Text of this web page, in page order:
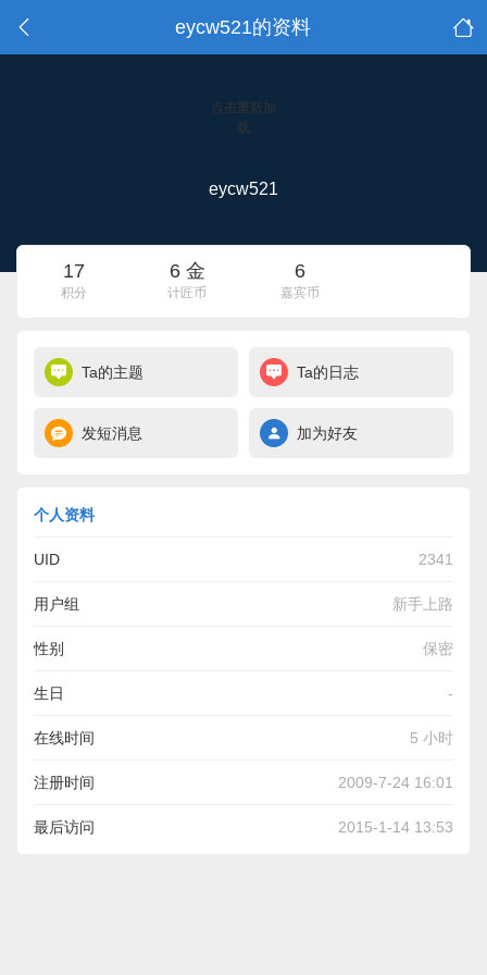
eycw521的资料
点击重新加
载
eycw521
17
积分
6 金
计匠币
6
嘉宾币
Ta的主题 Ta的日志
发短消息 加为好友
个人资料
UID 2341
用户组 新手上路
性别 保密
生日 -
在线时间 5 小时
注册时间 2009-7-24 16:01
最后访问 2015-1-14 13:53